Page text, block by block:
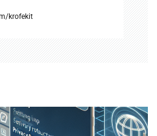
krofekit